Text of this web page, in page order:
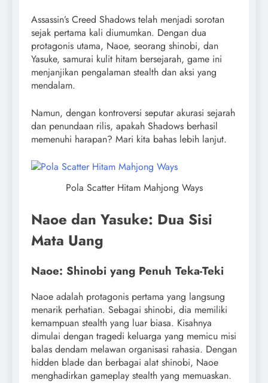
Assassin’s Creed Shadows telah menjadi sorotan
sejak pertama kali diumumkan. Dengan dua
protagonis utama, Naoe, seorang shinobi, dan
Yasuke, samurai kulit hitam bersejarah, game ini
menjanjikan pengalaman stealth dan aksi yang
mendalam.
Namun, dengan kontroversi seputar akurasi sejarah
dan penundaan rilis, apakah Shadows berhasil
memenuhi harapan? Mari kita bahas lebih lanjut.
Pola Scatter Hitam Mahjong Ways
Naoe dan Yasuke: Dua Sisi
Mata Uang
Naoe: Shinobi yang Penuh Teka-Teki
Naoe adalah protagonis pertama yang langsung
menarik perhatian. Sebagai shinobi, dia memiliki
kemampuan stealth yang luar biasa. Kisahnya
dimulai dengan tragedi keluarga yang memicu misi
balas dendam melawan organisasi rahasia. Dengan
hidden blade dan berbagai alat shinobi, Naoe
menghadirkan gameplay stealth yang memuaskan.